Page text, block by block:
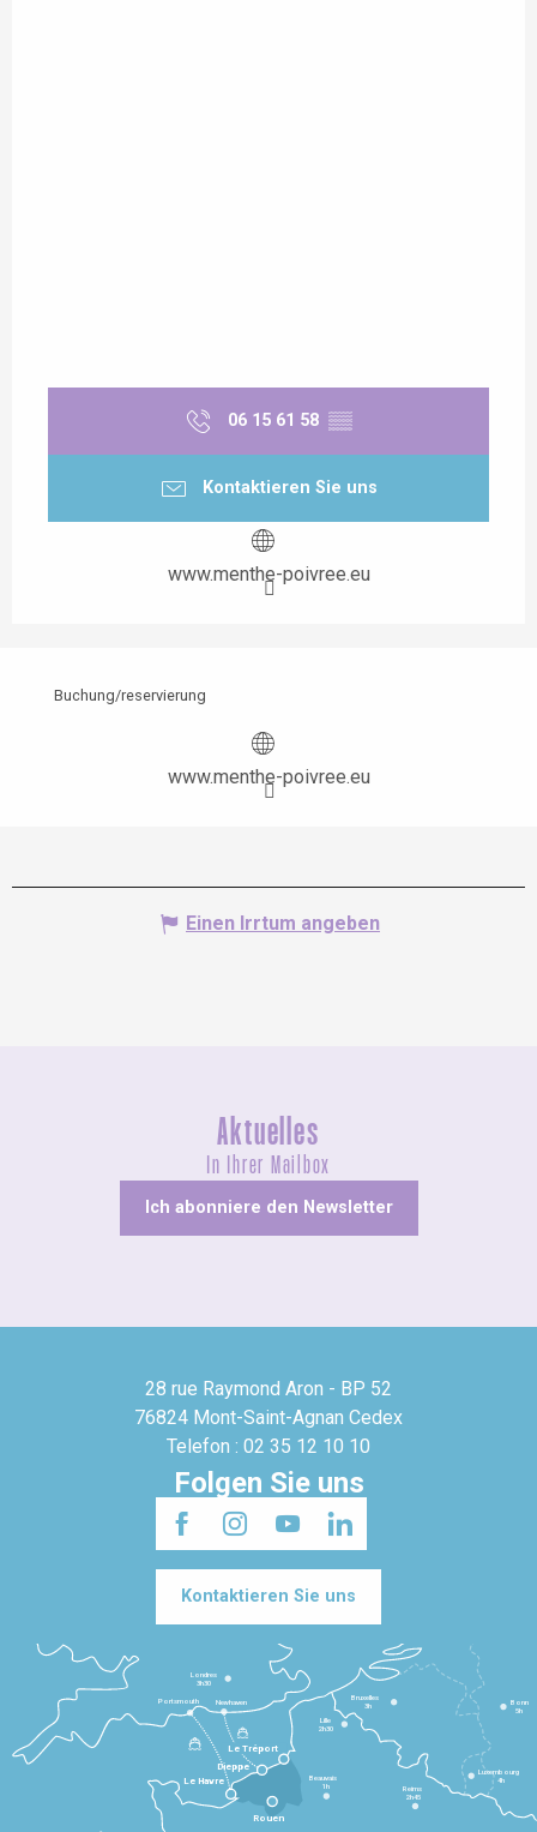
06 15 61 58 ▒▒
Kontaktieren Sie uns
www.menthe-poivree.eu
Buchung/reservierung
www.menthe-poivree.eu
Einen Irrtum angeben
Aktuelles
In Ihrer Mailbox
Ich abonniere den Newsletter
28 rue Raymond Aron - BP 52
76824 Mont-Saint-Agnan Cedex
Telefon : 02 35 12 10 10
Folgen Sie uns
Kontaktieren Sie uns
Le Havre
Dieppe
Le Tréport
Beauvais
1h
Reims
2h45
Lille
2h30
Bruxelles
3h
Londres
3h30
Newhaven
Portsmouth
Bonn
5h
Luxembourg
4h
Rouen